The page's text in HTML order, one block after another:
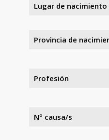
Lugar de nacimiento
Provincia de
Profesión
Nº causa/s